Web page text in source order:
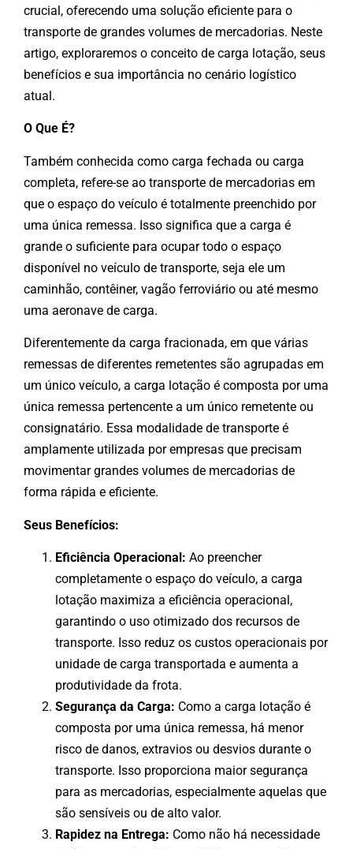
crucial, oferecendo uma solução eficiente para o
transporte de grandes volumes de mercadorias. Neste
artigo, exploraremos o conceito de carga lotação, seus
benefícios e sua importância no cenário logístico
atual.
O Que É?
Também conhecida como carga fechada ou carga
completa, refere-se ao transporte de mercadorias em
que o espaço do veículo é totalmente preenchido por
uma única remessa. Isso significa que a carga é
grande o suficiente para ocupar todo o espaço
disponível no veículo de transporte, seja ele um
caminhão, contêiner, vagão ferroviário ou até mesmo
uma aeronave de carga.
Diferentemente da carga fracionada, em que várias
remessas de diferentes remetentes são agrupadas em
um único veículo, a carga lotação é composta por uma
única remessa pertencente a um único remetente ou
consignatário. Essa modalidade de transporte é
amplamente utilizada por empresas que precisam
movimentar grandes volumes de mercadorias de
forma rápida e eficiente.
Seus Benefícios:
Eficiência Operacional: Ao preencher
completamente o espaço do veículo, a carga
lotação maximiza a eficiência operacional,
garantindo o uso otimizado dos recursos de
transporte. Isso reduz os custos operacionais por
unidade de carga transportada e aumenta a
produtividade da frota.
Segurança da Carga: Como a carga lotação é
composta por uma única remessa, há menor
risco de danos, extravios ou desvios durante o
transporte. Isso proporciona maior segurança
para as mercadorias, especialmente aquelas que
são sensíveis ou de alto valor.
Rapidez na Entrega: Como não há necessidade